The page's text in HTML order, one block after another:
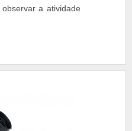
a atividade